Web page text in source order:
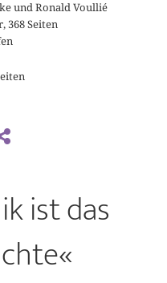
und Ronald Voullié
368 Seiten
ist das